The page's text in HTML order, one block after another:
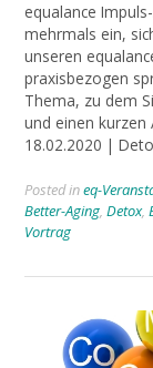
equalance
mehrmals ein,
unseren
praxisbezogen
Thema, zu dem
und einen kurzen
18.02.2020 |
Posted ineq-
Better-Aging Detox,
Vortrag